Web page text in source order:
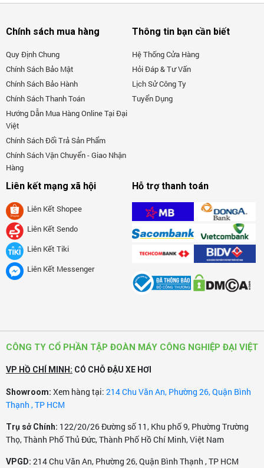
6. Vệ sinh được mọi vị trí, ngóc ngách trong Gia Đình,
Chung Cư, Khách Sạn, Biệt Thự, Villa.
Cũng nhờ thiết kế nhiều loại đầu hút chuyên dụng: đầu
hút sàn, đầu hút thảm, đầu hút khe, chổi xoay, đầu hút
hơn (4 mét)giúp tiếp cận với những khu vực khó khăn
nhất)... mà người dùng có thể linh hoạt sử dụng vệ sinh
bất kể vị trí nào trong căn hộ.
Hiệu quả làm sạch nhờ đó cao hơn, rút ngắn thời gian vệ
7. Nhỏ gọn, dễ di chuyển (được trang bị 4 bánh xoay 360
độ).
Ngoài việc tránh phải chuẩn bị lỉnh kỉnh các thứ cần thiết
cho việc vệ sinh, máy hút bụi với thiết kế tương đối nhỏ
gọn kết hợp với bánh xe, tay xách tiện di chuyển giúp
người dùng sử dụng đơn giản hơn, nhẹ nhàng hơn khi lên
xuống các tầng lầu và việc cất giữ cũng tiện lợi hơn.
Chính sách mua hàng
Quy Định Chung
Chính Sách Bảo Mật
Chính Sách Bảo Hành
Chính Sách Thanh Toán
Hướng Dẫn Mua Hàng Online Tại Đại
Việt
Chính Sách Đổi Trả Sản Phẩm
Chính Sách Vận Chuyển - Giao Nhận
Hàng
Thông tin bạn cần biết
Hệ Thống Cửa Hàng
Hỏi Đáp & Tư Vấn
Lịch Sử Công Ty
Tuyển Dụng
Liên kết mạng xã hội
Liên Kết Shopee
Liên Kết Sendo
Liên Kết Tiki
Liên Kết Messenger
Hỗ trợ thanh toán
CÔNG TY CỔ PHẦN TẬP ĐOÀN MÁY CÔNG NGHIỆP ĐẠI VIỆT
VP HỒ CHÍ MINH: CÓ CHỖ ĐẬU XE HƠI
Showroom: Xem hàng tại: 214 Chu Văn An, Phường 26, Quận Bình
Thạnh , TP HCM
Trụ sở Chính: 122/20/26 Đường số 11, Khu phố 9, Phường Trường
Thọ, Thành Phố Thủ Đức, Thành Phố Hồ Chí Minh, Việt Nam
VPGD: 214 Chu Văn An, Phường 26, Quận Bình Thạnh , TP HCM